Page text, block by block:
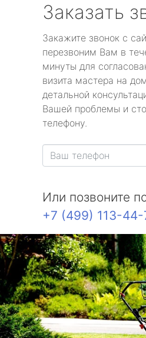
Заказать
Закажите звонок с
перезвоним Вам в
минуты для
визита мастера на
детальной
Вашей проблемы и
телефону.
Или позвоните
+7 (499) 113-44-